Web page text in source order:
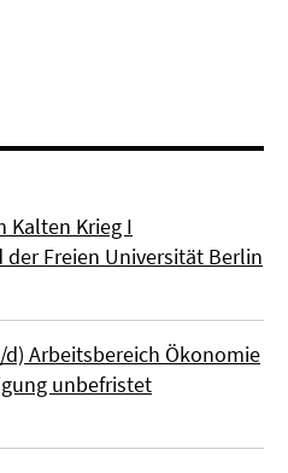
Kalten Krieg I
Freien Universität Berlin
Arbeitsbereich Ökonomie
unbefristet